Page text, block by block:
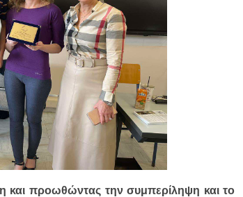
και προωθώντας την συμπερίληψη και το